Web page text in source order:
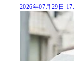
2026年07月29日